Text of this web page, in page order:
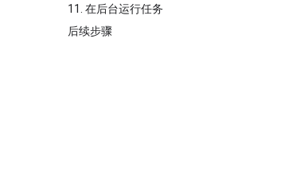
11. 在后台运行任务
后续步骤